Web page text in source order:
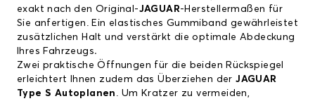
exakt nach den Original-JAGUAR-Herstellermaßen für
Sie anfertigen. Ein elastisches Gummiband gewährleistet
zusätzlichen Halt und verstärkt die optimale Abdeckung
Ihres Fahrzeugs.
Zwei praktische Öffnungen für die beiden Rückspiegel
erleichtert Ihnen zudem das Überziehen derJAGUAR
Type S Autoplanen . Um Kratzer zu vermeiden,